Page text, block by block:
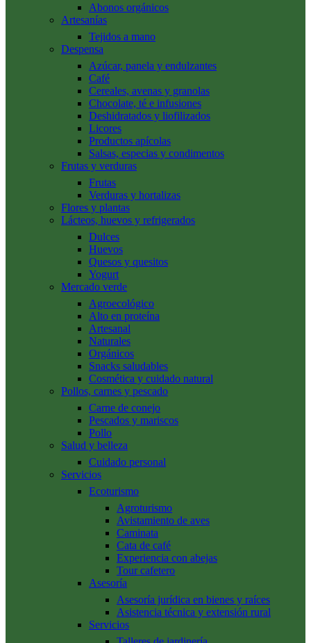
Abonos orgánicos
Artesanías
Tejidos a mano
Despensa
Azúcar, panela y endulzantes
Café
Cereales, avenas y granolas
Chocolate, té e infusiones
Deshidratados y liofilizados
Licores
Productos apícolas
Salsas, especias y condimentos
Frutas y verduras
Frutas
Verduras y hortalizas
Flores y plantas
Lácteos, huevos y refrigerados
Dulces
Huevos
Quesos y quesitos
Yogurt
Mercado verde
Agroecológico
Alto en proteína
Artesanal
Naturales
Orgánicos
Snacks saludables
Cosmética y cuidado natural
Pollos, carnes y pescado
Carne de conejo
Pescados y mariscos
Pollo
Salud y belleza
Cuidado personal
Servicios
Ecoturismo
Agroturismo
Avistamiento de aves
Caminata
Cata de café
Experiencia con abejas
Tour cafetero
Asesoría
Asesoría jurídica en bienes y raíces
Asistencia técnica y extensión rural
Servicios